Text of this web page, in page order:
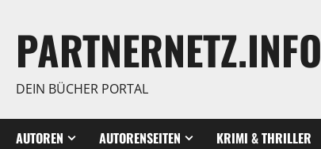
springen
PARTNERNETZ.INFO
DEIN BÜCHER PORTAL
AUTOREN AUTORENSEITEN KRIMI & THRILLER